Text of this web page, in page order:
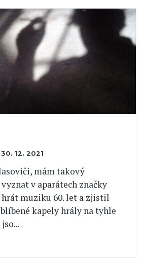
30. 12. 2021
mám takový
v aparátech značky
hrát muziku 60. let a zjistil
kapely hrály na tyhle